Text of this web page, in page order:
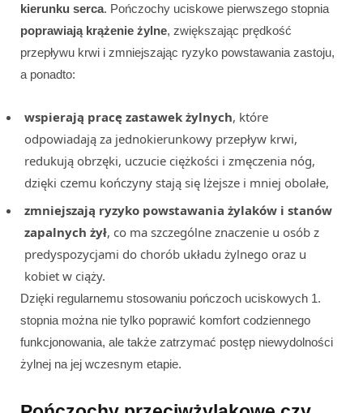
kierunku serca. Pończochy uciskowe pierwszego stopnia
poprawiają krążenie żylne, zwiększając prędkość
przepływu krwi i zmniejszając ryzyko powstawania zastoju,
a ponadto:
wspierają pracę zastawek żylnych, które
odpowiadają za jednokierunkowy przepływ krwi,
redukują obrzęki, uczucie ciężkości i zmęczenia nóg,
dzięki czemu kończyny stają się lżejsze i mniej obolałe,
zmniejszają ryzyko powstawania żylaków i stanów
zapalnych żył, co ma szczególne znaczenie u osób z
predyspozycjami do chorób układu żylnego oraz u
kobiet w ciąży.
Dzięki regularnemu stosowaniu pończoch uciskowych 1.
stopnia można nie tylko poprawić komfort codziennego
funkcjonowania, ale także zatrzymać postęp niewydolności
żylnej na jej wczesnym etapie.